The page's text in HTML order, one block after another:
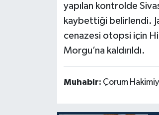
yapılan kontrolde
kaybettiği belirlendi.
cenazesi otopsi için
Morgu’na kaldırıldı.
Muhabir: Çorum